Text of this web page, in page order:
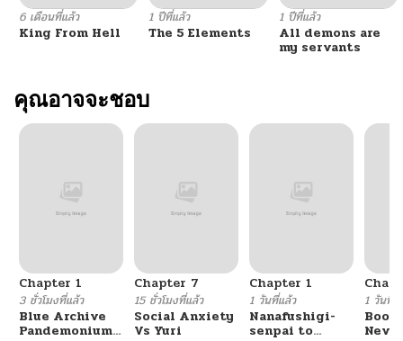
6 เดือนที่แล้ว
King From Hell
1 ปีที่แล้ว
The 5 Elements
1 ปีที่แล้ว
All demons are
my servants
คุณอาจจะชอบ
Chapter 1
3 ชั่วโมงที่แล้ว
Blue Archive
Pandemonium
Chapter 7
15 ชั่วโมงที่แล้ว
Social Anxiety
Vs Yuri
Chapter 1
1 วันที่แล้ว
Nanafushigi-
senpai to
1 วันที่แ